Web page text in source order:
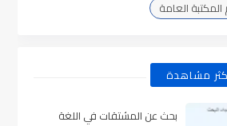
العامة
مشاهدة
بحث عن المشتقات في اللغة